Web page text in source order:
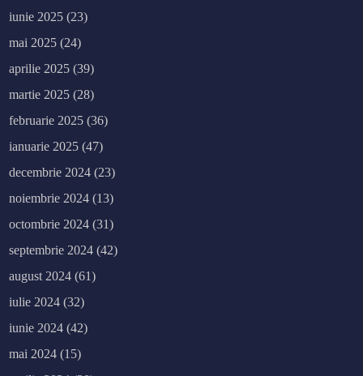
iunie 2025 (23)
mai 2025 (24)
aprilie 2025 (39)
martie 2025 (28)
februarie 2025 (36)
ianuarie 2025 (47)
decembrie 2024 (23)
noiembrie 2024 (13)
octombrie 2024 (31)
septembrie 2024 (42)
august 2024 (61)
iulie 2024 (32)
iunie 2024 (42)
mai 2024 (15)